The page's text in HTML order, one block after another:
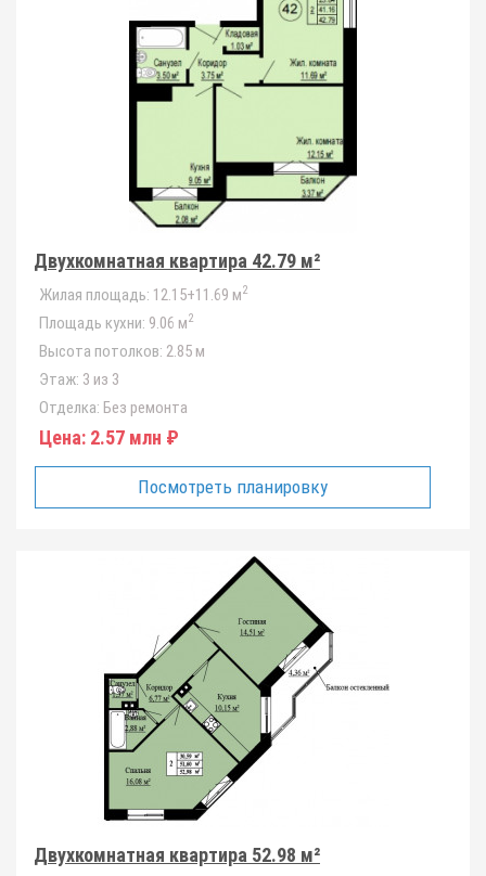
Двухкомнатная квартира 42.79 м²
Жилая площадь: 12.15+11.69 м2
Площадь кухни: 9.06 м2
Высота потолков: 2.85 м
Этаж: 3 из 3
Отделка: Без ремонта
Цена: 2.57 млн ₽
Посмотреть планировку
Двухкомнатная квартира 52.98 м²